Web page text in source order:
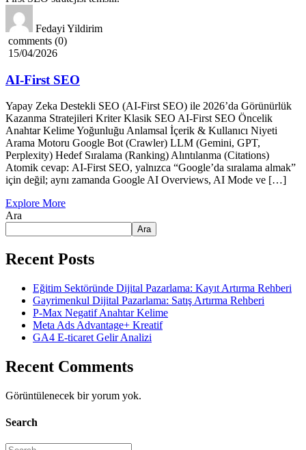
Fedayi Yildirim
comments (0)
15/04/2026
AI-First SEO
Yapay Zeka Destekli SEO (AI-First SEO) ile 2026’da Görünürlük
Kazanma Stratejileri Kriter Klasik SEO AI-First SEO Öncelik
Anahtar Kelime Yoğunluğu Anlamsal İçerik & Kullanıcı Niyeti
Arama Motoru Google Bot (Crawler) LLM (Gemini, GPT,
Perplexity) Hedef Sıralama (Ranking) Alıntılanma (Citations)
Atomik cevap: AI-First SEO, yalnızca “Google’da sıralama almak”
için değil; aynı zamanda Google AI Overviews, AI Mode ve […]
Explore More
Ara
Ara
Recent Posts
Eğitim Sektöründe Dijital Pazarlama: Kayıt Artırma Rehberi
Gayrimenkul Dijital Pazarlama: Satış Artırma Rehberi
P-Max Negatif Anahtar Kelime
Meta Ads Advantage+ Kreatif
GA4 E-ticaret Gelir Analizi
Recent Comments
Görüntülenecek bir yorum yok.
Search